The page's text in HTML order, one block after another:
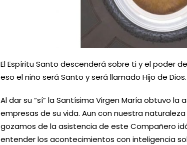
El Espíritu Santo descenderá sobre ti y el poder
eso el niño será Santo y será llamado Hijo de Dios.
Al dar su “sí” la Santísima Virgen María obtuvo la
empresas de su vida. Aun con nuestra
gozamos de la asistencia de este Compañero
entender los acontecimientos con inteligencia